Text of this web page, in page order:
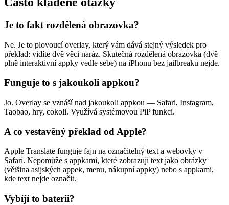
Je to fakt rozdělená obrazovka?
Ne. Je to plovoucí overlay, který vám dává stejný výsledek pro
překlad: vidíte dvě věci naráz. Skutečná rozdělená obrazovka (dvě
plně interaktivní appky vedle sebe) na iPhonu bez jailbreaku nejde.
Funguje to s jakoukoli appkou?
Jo. Overlay se vznáší nad jakoukoli appkou — Safari, Instagram,
Taobao, hry, cokoli. Využívá systémovou PiP funkci.
A co vestavěný překlad od Apple?
Apple Translate funguje fajn na označitelný text a webovky v
Safari. Nepomůže s appkami, které zobrazují text jako obrázky
(většina asijských appek, menu, nákupní appky) nebo s appkami,
kde text nejde označit.
Vybíjí to baterii?